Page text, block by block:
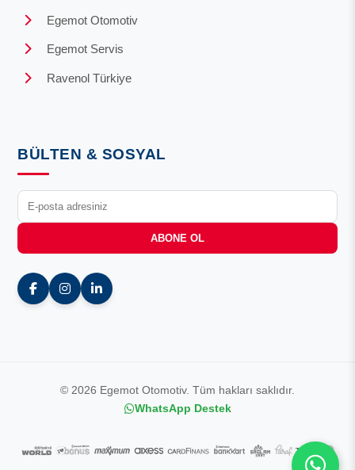
Egemot Otomotiv
Egemot Servis
Ravenol Türkiye
BÜLTEN & SOSYAL
ABONE OL
© 2026 Egemot Otomotiv. Tüm hakları saklıdır.
WhatsApp Destek